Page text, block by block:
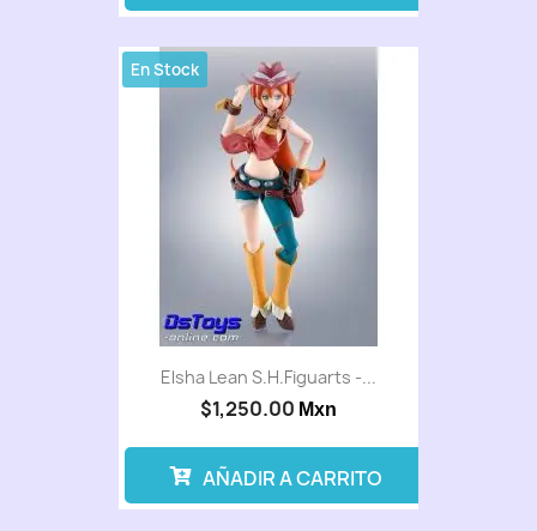
Elsha Lean S.H.Figuarts -...
$1,250.00 Mxn
En Stock
AÑADIR A CARRITO